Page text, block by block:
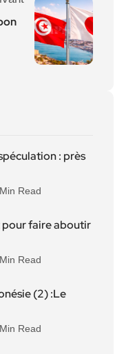
: près
Read
pour faire aboutir
Read
(2) :Le
Read